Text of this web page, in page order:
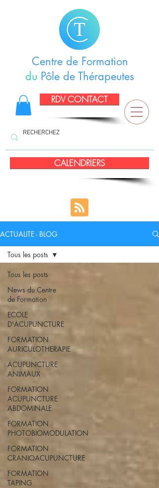
Centre de Formation
du Pôle de Thérapeutes
RDV CONTACT
CALENDRIERS
ACTUALITE - BLOG
Tous les posts
News du Centre
de Formation
ECOLE
D'ACUPUNCTURE
FORMATION
AURICULOTHERAPIE
ACUPUNCTURE
ANIMAUX
FORMATION
ACUPUNCTURE
ABDOMINALE
FORMATION
PHOTOBIOMODULATION
FORMATION
CRANIOACUPUNCTURE
FORMATION
TAPING
Tous les posts